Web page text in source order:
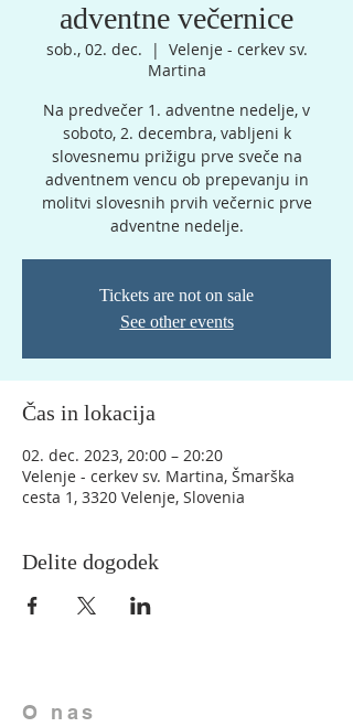
adventne večernice
sob., 02. dec.
  |
Velenje - cerkev sv.
Martina
Na predvečer 1. adventne nedelje, v
soboto, 2. decembra, vabljeni k
slovesnemu prižigu prve sveče na
adventnem vencu ob prepevanju in
molitvi slovesnih prvih večernic prve
adventne nedelje.
Tickets are not on sale
See other events
Čas in lokacija
02. dec. 2023, 20:00 – 20:20
Velenje - cerkev sv. Martina, Šmarška
cesta 1, 3320 Velenje, Slovenia
Delite dogodek
O nas